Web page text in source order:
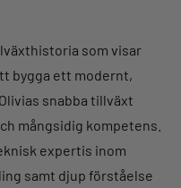
som visar
bygga ett modernt,
snabba tillväxt
mångsidig kompetens.
expertis inom
samt djup förståelse